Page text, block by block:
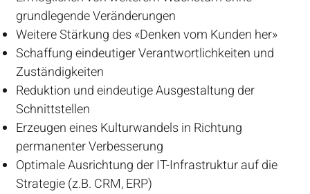
grundlegende Veränderungen
Weitere Stärkung des «Denken vom Kunden her»
Schaffung eindeutiger Verantwortlichkeiten und
Zuständigkeiten
Reduktion und eindeutige Ausgestaltung der
Schnittstellen
Erzeugen eines Kulturwandels in Richtung
permanenter Verbesserung
Optimale Ausrichtung der IT-Infrastruktur auf die
Strategie (z.B. CRM, ERP)